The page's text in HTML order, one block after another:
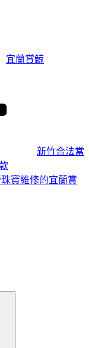
宜蘭賞鯨
新竹合法當
寶維修的宜蘭賞